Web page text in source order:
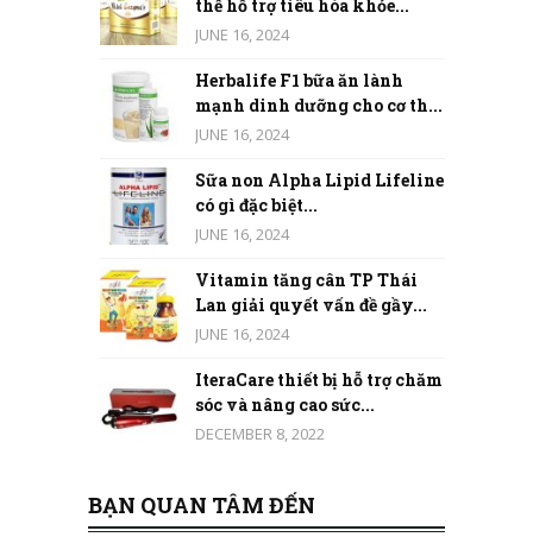
thể hỗ trợ tiêu hóa khỏe...
JUNE 16, 2024
Herbalife F1 bữa ăn lành
mạnh dinh dưỡng cho cơ th...
JUNE 16, 2024
Sữa non Alpha Lipid Lifeline
có gì đặc biệt...
JUNE 16, 2024
Vitamin tăng cân TP Thái
Lan giải quyết vấn đề gầy...
JUNE 16, 2024
IteraCare thiết bị hỗ trợ chăm
sóc và nâng cao sức...
DECEMBER 8, 2022
BẠN QUAN TÂM ĐẾN